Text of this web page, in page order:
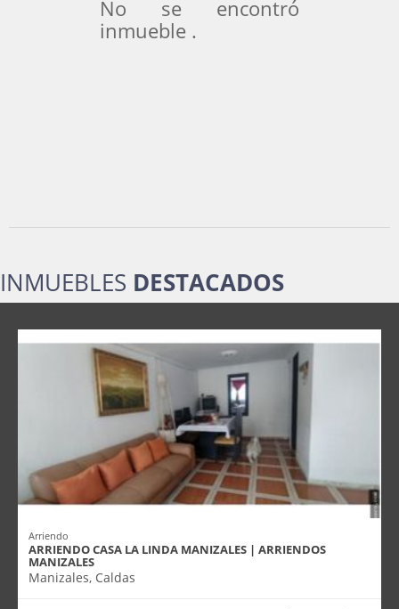
No se encontró
inmueble .
INMUEBLES DESTACADOS
Arriendo
ARRIENDO CASA LA LINDA MANIZALES | ARRIENDOS
MANIZALES
Manizales, Caldas